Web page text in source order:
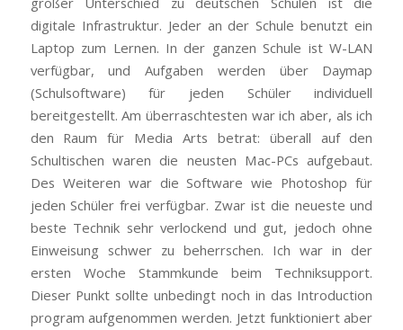
digitale Infrastruktur. Jeder an der Schule benutzt ein
Laptop zum Lernen. In der ganzen Schule ist W-LAN
verfügbar, und Aufgaben werden über Daymap
(Schulsoftware) für jeden Schüler individuell
bereitgestellt. Am überraschtesten war ich aber, als ich
den Raum für Media Arts betrat: überall auf den
Schultischen waren die neusten Mac-PCs aufgebaut.
Des Weiteren war die Software wie Photoshop für
jeden Schüler frei verfügbar. Zwar ist die neueste und
beste Technik sehr verlockend und gut, jedoch ohne
Einweisung schwer zu beherrschen. Ich war in der
ersten Woche Stammkunde beim Techniksupport.
Dieser Punkt sollte unbedingt noch in das Introduction
program aufgenommen werden. Jetzt funktioniert aber